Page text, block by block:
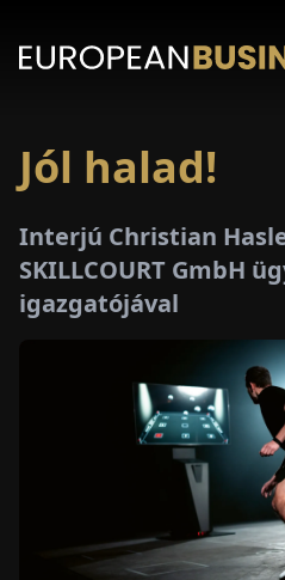
Jól halad!
Interjú Christian
SKILLCOURT GmbH
igazgatójával